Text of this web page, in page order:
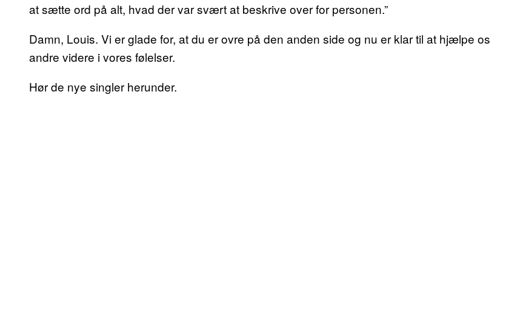
at sætte ord på alt, hvad der var svært at beskrive over for personen.”
Damn, Louis. Vi er glade for, at du er ovre på den anden side og nu er klar til at hjælpe os
andre videre i vores følelser.
Hør de nye singler herunder.